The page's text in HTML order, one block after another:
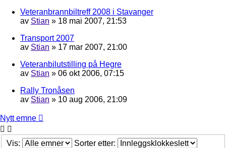
Veteranbrannbiltreff 2008 i Stavanger
av Stian » 18 mai 2007, 21:53
Transport 2007
av Stian » 17 mar 2007, 21:00
Veteranbilutstilling på Hegre
av Stian » 06 okt 2006, 07:15
Rally Tronåsen
av Stian » 10 aug 2006, 21:09
Nytt emne
Vis:
Sorter etter: